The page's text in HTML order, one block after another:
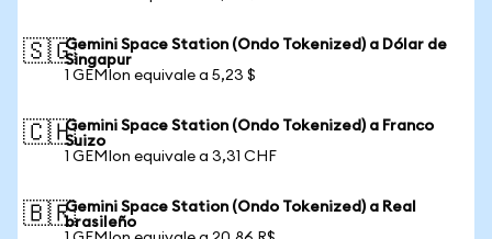
🇸🇬Gemini Space Station (Ondo Tokenized) a Dólar de
Singapur
1 GEMIon equivale a 5,23 $
🇨🇭Gemini Space Station (Ondo Tokenized) a Franco
Suizo
1 GEMIon equivale a 3,31 CHF
🇧🇷Gemini Space Station (Ondo Tokenized) a Real
brasileño